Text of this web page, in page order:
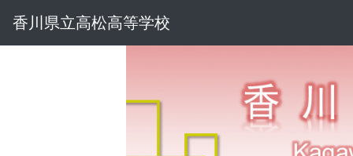
香川県立高松高等学校